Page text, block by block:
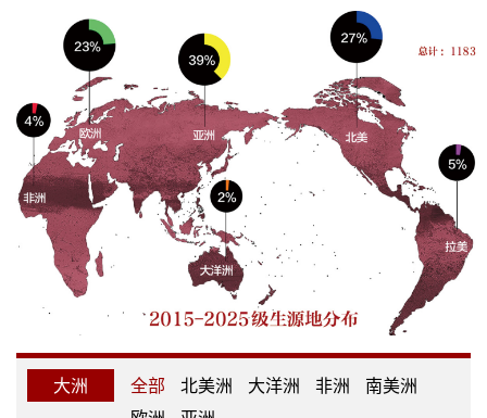
大洲 全部 北美洲 大洋洲 非洲
南美洲